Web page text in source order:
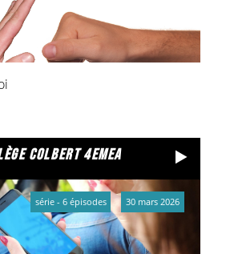
colbert 4emea
série - 6 épisodes 30 mars 2026